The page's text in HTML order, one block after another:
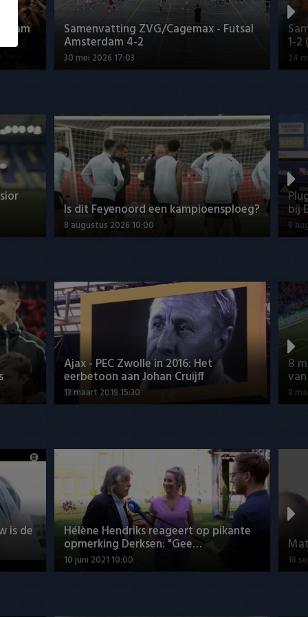
Samenvatting ZVG/Cagemax - Futsal
Amsterdam 4-2
30 mei 2026 17:03
1-
24
Is dit Feyenoord een kampioensploeg?
8 augustus 2026 10:00
bij
8
Ajax - PEC Zwolle in 2016: Het
eerbetoon aan Johan Cruijff
13 maart 2019 15:30
8
8
is de Hélène Hendriks reageert op pikante
opmerking Derksen: "Gee…
10 juni 2021 10:00 18